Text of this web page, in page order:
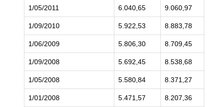
1/05/2011 6.040,65 9.060,97
1/09/2010 5.922,53 8.883,78
1/06/2009 5.806,30 8.709,45
1/09/2008 5.692,45 8.538,68
1/05/2008 5.580,84 8.371,27
1/01/2008 5.471,57 8.207,36